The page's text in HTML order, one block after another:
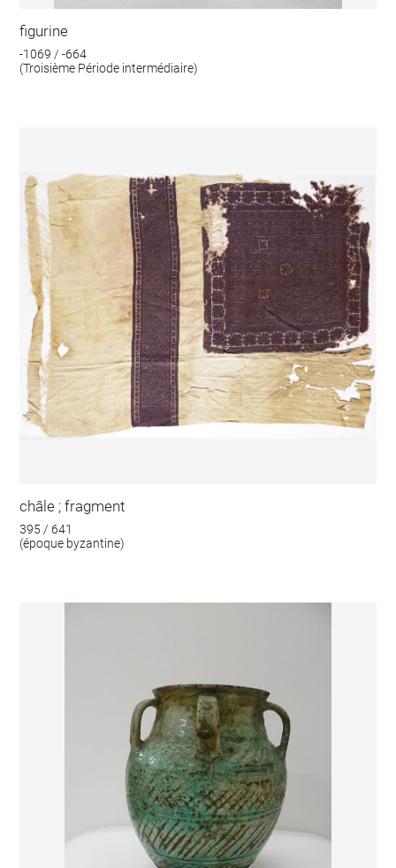
figurine
-1069 / -664
(Troisième Période intermédiaire)
châle ; fragment
395 / 641
(époque byzantine)